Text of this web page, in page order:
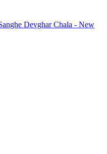
Devghar Chala - New